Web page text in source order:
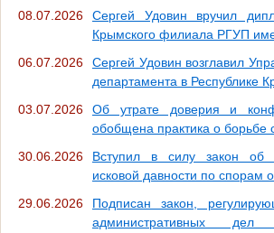
08.07.2026
Сергей Удовин вручил
Крымского филиала РГУП
06.07.2026
Сергей Удовин возглавил
департамента в Республике
03.07.2026
Об утрате доверия и
обобщена практика о борьбе
30.06.2026
Вступил в силу закон об
исковой давности по спорам
29.06.2026
Подписан закон,
административных